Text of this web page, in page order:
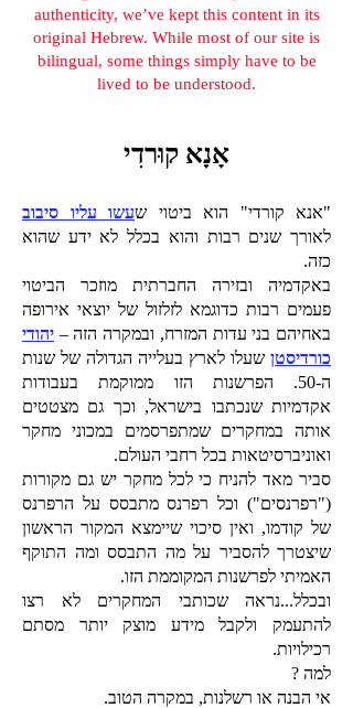
authenticity, we’ve kept this content in its
original Hebrew. While most of our site is
bilingual, some things simply have to be
lived to be understood.
אָנָא קוּרדִי
"אנא קורדי" הוא ביטוי שעשו עליו סיבוב
לאורך שנים רבות והוא בכלל לא ידע שהוא
כזה.
באקדמיה ובזירה החברתית מוזכר הביטוי
פעמים רבות כדוגמא לזלזול של יוצאי אירופה
באחיהם בני עדות המזרח, ובמקרה הזה – יהודי
כורדיסטן שעלו לארץ בעלייה הגדולה של שנות
ה-50. הפרשנות הזו ממוקמת בעבודות
אקדמיות שנכתבו בישראל, וכך גם מצטטים
אותה במחקרים שמתפרסמים במכוני מחקר
ואוניברסיטאות בכל רחבי העולם.
סביר מאד להניח כי לכל מחקר יש גם מקורות
("רפרנסים") וכל רפרנס מתבסס על הרפרנס
של קודמו, ואין סיכוי שיימצא המקור הראשון
שיצטרך להסביר על מה התבסס ומה התוקף
האמיתי לפרשנות המקוממת הזו.
ובכלל...נראה שכותבי המחקרים לא רצו
להתעמק ולקבל מידע מוצק יותר מסתם
רכילויות.
למה ?
אי הבנה או רשלנות, במקרה הטוב.